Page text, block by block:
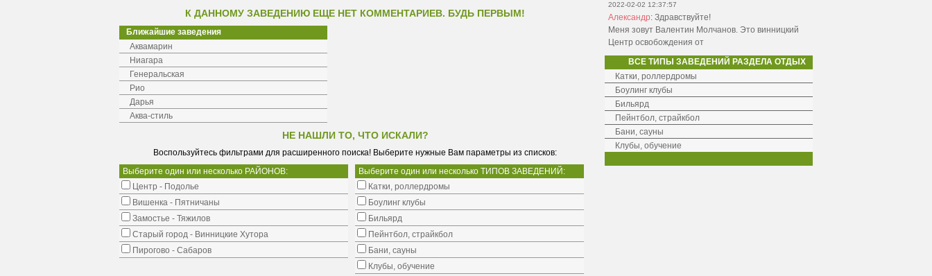
К ДАННОМУ ЗАВЕДЕНИЮ ЕЩЕ НЕТ КОММЕНТАРИЕВ. БУДЬ ПЕРВЫМ!
Ближайшие заведения
Аквамарин
Ниагара
Генеральская
Рио
Дарья
Аква-стиль
НЕ НАШЛИ ТО, ЧТО ИСКАЛИ?
Воспользуйтесь фильтрами для расширенного поиска! Выберите нужные Вам параметры из списков:
Выберите один или несколько РАЙОНОВ:
Центр - Подолье
Вишенка - Пятничаны
Замостье - Тяжилов
Старый город - Винницкие Хутора
Пирогово - Сабаров
Выберите один или несколько ТИПОВ ЗАВЕДЕНИЙ:
Катки, роллердромы
Боулинг клубы
Бильярд
Пейнтбол, страйкбол
Бани, сауны
Клубы, обучение
2022-02-02 12:37:57
Александр: Здравствуйте!
Меня зовут Валентин Молчанов. Это винницкий
Центр освобождения от
ВСЕ ТИПЫ ЗАВЕДЕНИЙ РАЗДЕЛА ОТДЫХ
Катки, роллердромы
Боулинг клубы
Бильярд
Пейнтбол, страйкбол
Бани, сауны
Клубы, обучение